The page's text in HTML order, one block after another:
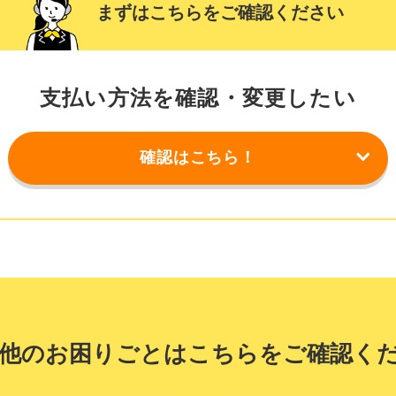
まずはこちらをご確認ください
支払い方法を確認・変更したい
確認はこちら！
ジイメージ
のお困りごとはこちらをご確認く